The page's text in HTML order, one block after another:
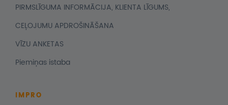
PIRMSLĪGUMA INFORMĀCIJA, KLIENTA LĪGUMS,
CEĻOJUMU APDROŠINĀŠANA
VĪZU ANKETAS
Piemiņas istaba
IMPRO